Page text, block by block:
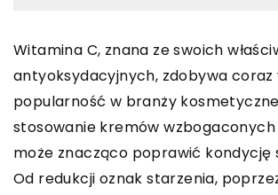
Witamina C, znana ze swoich
antyoksydacyjnych, zdobywa coraz
popularność w branży
stosowanie kremów wzbogaconych
może znacząco poprawić kondycję
Od redukcji oznak starzenia,